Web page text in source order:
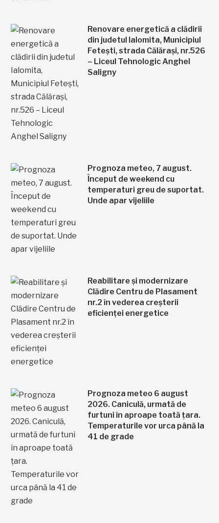
Renovare energetică a clădirii
din judetul Ialomita, Municipiul
Fetești, strada Călărași, nr.526
– Liceul Tehnologic Anghel
Saligny
Prognoza meteo, 7 august.
Început de weekend cu
temperaturi greu de suportat.
Unde apar vijeliile
Reabilitare și modernizare
Clădire Centru de Plasament
nr.2 în vederea creșterii
eficienței energetice
Prognoza meteo 6 august
2026. Caniculă, urmată de
furtuni în aproape toată țara.
Temperaturile vor urca până la
41 de grade